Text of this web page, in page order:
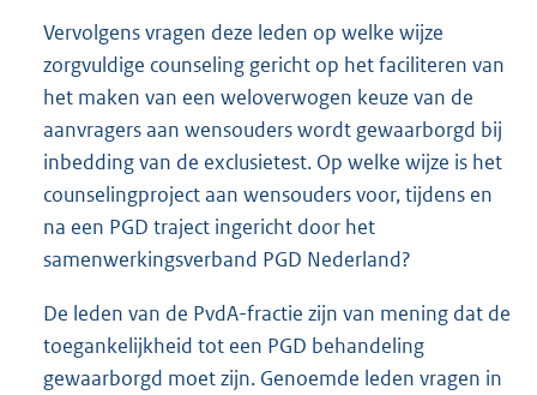
Vervolgens vragen deze leden op welke wijze
zorgvuldige counseling gericht op het faciliteren van
het maken van een weloverwogen keuze van de
aanvragers aan wensouders wordt gewaarborgd bij
inbedding van de exclusietest. Op welke wijze is het
counselingproject aan wensouders voor, tijdens en
na een PGD traject ingericht door het
samenwerkingsverband PGD Nederland?
De leden van de PvdA-fractie zijn van mening dat de
toegankelijkheid tot een PGD behandeling
gewaarborgd moet zijn. Genoemde leden vragen in